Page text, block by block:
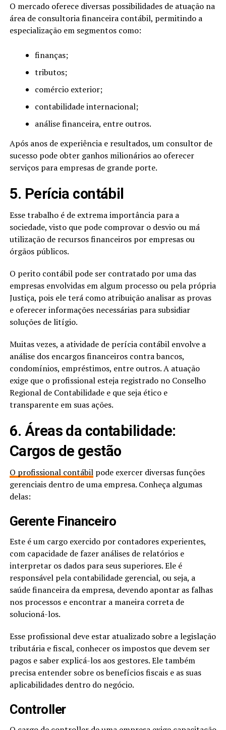
O mercado oferece diversas possibilidades de atuação na
área de consultoria financeira contábil, permitindo a
especialização em segmentos como:
finanças;
tributos;
comércio exterior;
contabilidade internacional;
análise financeira, entre outros.
Após anos de experiência e resultados, um consultor de
sucesso pode obter ganhos milionários ao oferecer
serviços para empresas de grande porte.
5. Perícia contábil
Esse trabalho é de extrema importância para a
sociedade, visto que pode comprovar o desvio ou má
utilização de recursos financeiros por empresas ou
órgãos públicos.
O perito contábil pode ser contratado por uma das
empresas envolvidas em algum processo ou pela própria
Justiça, pois ele terá como atribuição analisar as provas
e oferecer informações necessárias para subsidiar
soluções de litígio.
Muitas vezes, a atividade de perícia contábil envolve a
análise dos encargos financeiros contra bancos,
condomínios, empréstimos, entre outros. A atuação
exige que o profissional esteja registrado no Conselho
Regional de Contabilidade e que seja ético e
transparente em suas ações.
6. Áreas da contabilidade:
Cargos de gestão
O profissional contábilpode exercer diversas funções
gerenciais dentro de uma empresa. Conheça algumas
delas:
Gerente Financeiro
Este é um cargo exercido por contadores experientes,
com capacidade de fazer análises de relatórios e
interpretar os dados para seus superiores. Ele é
responsável pela contabilidade gerencial, ou seja, a
saúde financeira da empresa, devendo apontar as falhas
nos processos e encontrar a maneira correta de
solucioná-los.
Esse profissional deve estar atualizado sobre a legislação
tributária e fiscal, conhecer os impostos que devem ser
pagos e saber explicá-los aos gestores. Ele também
precisa entender sobre os benefícios fiscais e as suas
aplicabilidades dentro do negócio.
Controller